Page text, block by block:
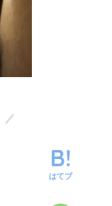
はてブ